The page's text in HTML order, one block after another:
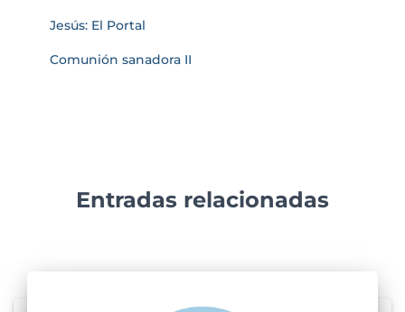
Jesús: El Portal
Comunión sanadora II
Entradas relacionadas